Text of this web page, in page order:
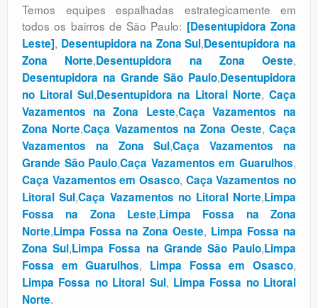
Temos equipes espalhadas estrategicamente em
todos os bairros de São Paulo: [Desentupidora Zona
Leste], Desentupidora na Zona Sul,Desentupidora na
Zona Norte,Desentupidora na Zona Oeste,
Desentupidora na Grande São Paulo,Desentupidora
no Litoral Sul,Desentupidora na Litoral Norte, Caça
Vazamentos na Zona Leste,Caça Vazamentos na
Zona Norte,Caça Vazamentos na Zona Oeste,Caça
Vazamentos na Zona Sul,Caça Vazamentos na
Grande São Paulo,Caça Vazamentos em Guarulhos,
Caça Vazamentos em Osasco, Caça Vazamentos no
Litoral Sul,Caça Vazamentos no Litoral Norte,Limpa
Fossa na Zona Leste,Limpa Fossa na Zona
Norte,Limpa Fossa na Zona Oeste, Limpa Fossa na
Zona Sul,Limpa Fossa na Grande São Paulo,Limpa
Fossa em Guarulhos, Limpa Fossa em Osasco,
Limpa Fossa no Litoral Sul, Limpa Fossa no Litoral
Norte.